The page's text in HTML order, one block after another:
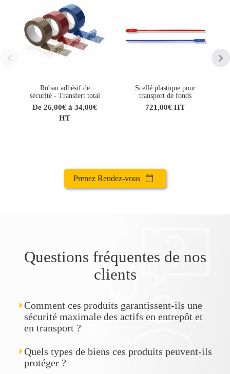
Ruban adhésif de
sécurité - Transfert total
De 26,00€ à 34,00€
HT
Scellé plastique pour
transport de fonds
721,00€ HT
Prenez Rendez-vous
Questions fréquentes de nos
clients
Comment ces produits garantissent-ils une
sécurité maximale des actifs en entrepôt et
en transport ?
Quels types de biens ces produits peuvent-ils
protéger ?